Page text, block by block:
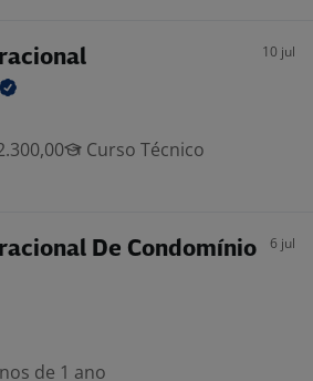
10 jul
Curso Técnico
De Condomínio
6 jul
de 1 ano